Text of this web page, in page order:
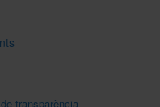
transparència